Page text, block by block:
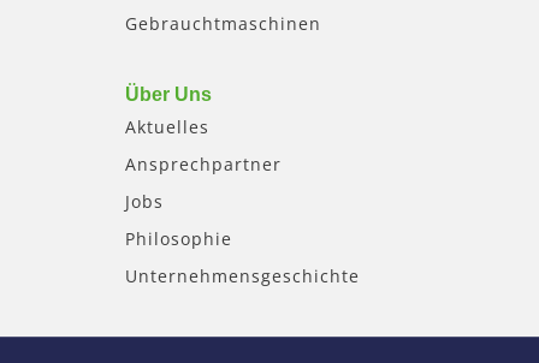
Gebrauchtmaschinen
Über Uns
Aktuelles
Ansprechpartner
Jobs
Philosophie
Unternehmensgeschichte